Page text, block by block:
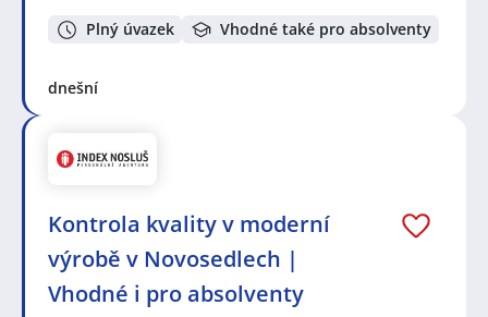
Plný úvazek Vhodné také pro absolventy
dnešní
Kontrola kvality v moderní
výrobě v Novosedlech |
Vhodné i pro absolventy